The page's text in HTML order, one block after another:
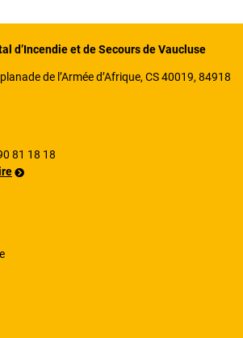
d’Incendie et de Secours de Vaucluse
de l’Armée d’Afrique, CS 40019, 84918
81 18 18